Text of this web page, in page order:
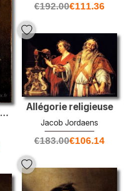
€192.00€111.36
Portrait d'une jeune femme
Allégorie religieuse
Jacob Jordaens
€183.00€106.14